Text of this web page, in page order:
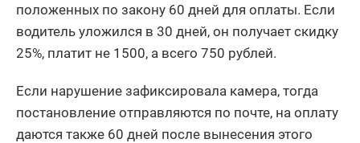
положенных по закону 60 дней для оплаты. Если
водитель уложился в 30 дней, он получает скидку
25%, платит не 1500, а всего 750 рублей.
Если нарушение зафиксировала камера, тогда
постановление отправляются по почте, на оплату
даются также 60 дней после вынесения этого